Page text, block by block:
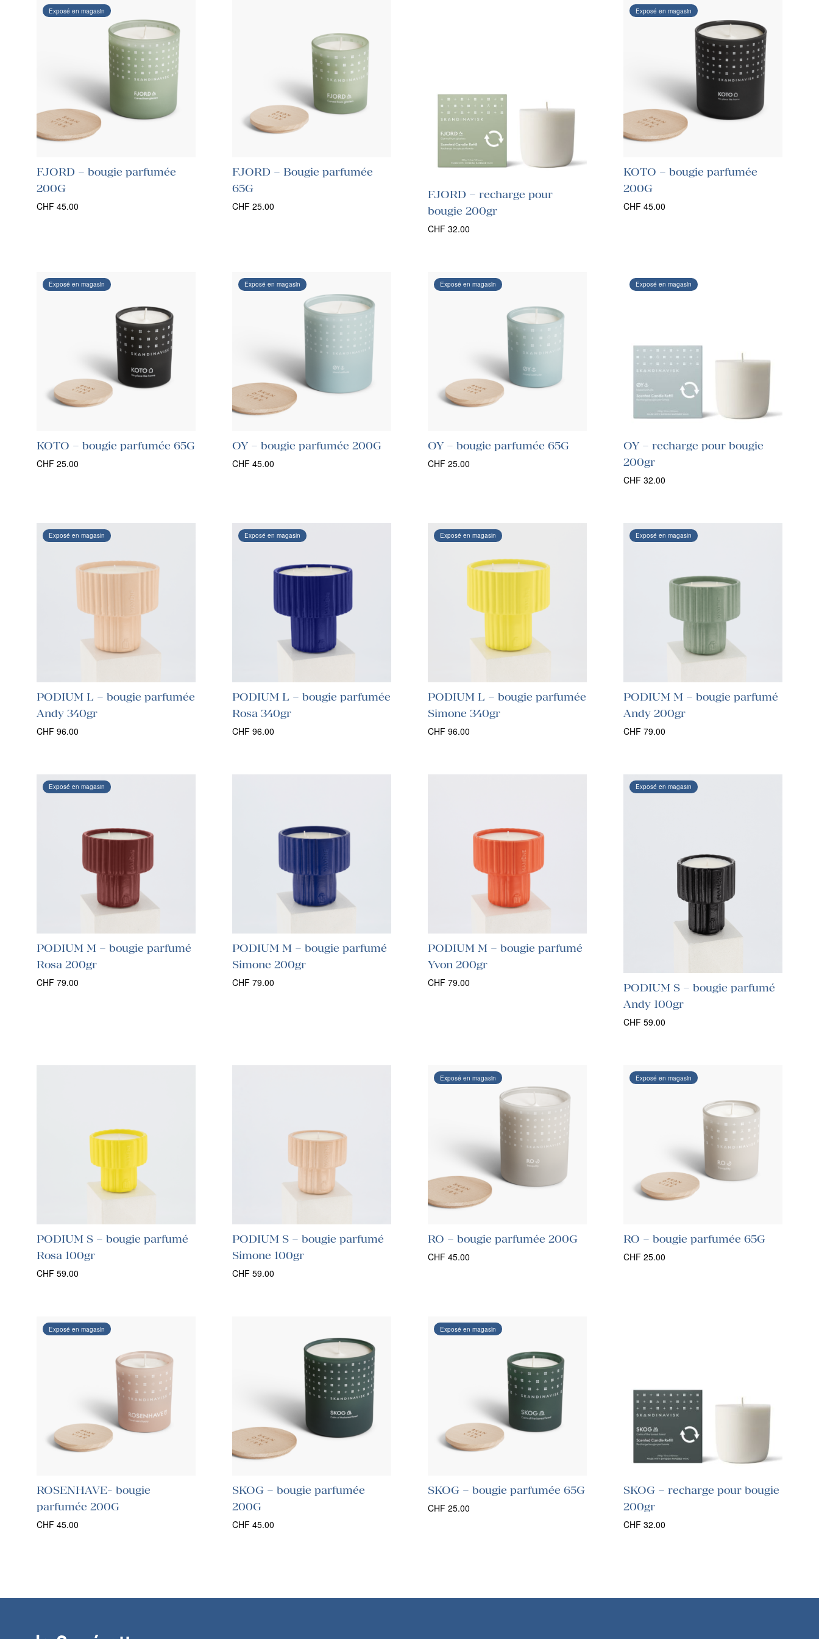
FJORD – bougie parfumée
200G
CHF 45.00
Exposé en magasin
FJORD – Bougie parfumée
65G
CHF 25.00
FJORD – recharge pour
bougie 200gr
CHF 32.00
KOTO – bougie parfumée
200G
CHF 45.00
Exposé en magasin
KOTO – bougie parfumée 65G
CHF 25.00
Exposé en magasin
OY – bougie parfumée 200G
CHF 45.00
Exposé en magasin
OY – bougie parfumée 65G
CHF 25.00
Exposé en magasin
OY – recharge pour bougie
200gr
CHF 32.00
Exposé en magasin
PODIUM L – bougie parfumée
Andy 340gr
CHF 96.00
Exposé en magasin
PODIUM L – bougie parfumée
Rosa 340gr
CHF 96.00
Exposé en magasin
PODIUM L – bougie parfumée
Simone 340gr
CHF 96.00
Exposé en magasin
PODIUM M – bougie parfumé
Andy 200gr
CHF 79.00
Exposé en magasin
PODIUM M – bougie parfumé
Rosa 200gr
CHF 79.00
Exposé en magasin
PODIUM M – bougie parfumé
Simone 200gr
CHF 79.00
PODIUM M – bougie parfumé
Yvon 200gr
CHF 79.00
PODIUM S – bougie parfumé
Andy 100gr
CHF 59.00
Exposé en magasin
PODIUM S – bougie parfumé
Rosa 100gr
CHF 59.00
PODIUM S – bougie parfumé
Simone 100gr
CHF 59.00
RO – bougie parfumée 200G
CHF 45.00
Exposé en magasin
RO – bougie parfumée 65G
CHF 25.00
Exposé en magasin
ROSENHAVE- bougie
parfumée 200G
CHF 45.00
Exposé en magasin
SKOG – bougie parfumée
200G
CHF 45.00
SKOG – bougie parfumée 65G
CHF 25.00
Exposé en magasin
SKOG – recharge pour bougie
200gr
CHF 32.00